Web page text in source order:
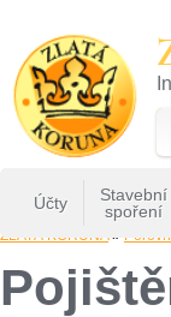
Účty
Stavební
spoření
ZLATÁ KORUNA»